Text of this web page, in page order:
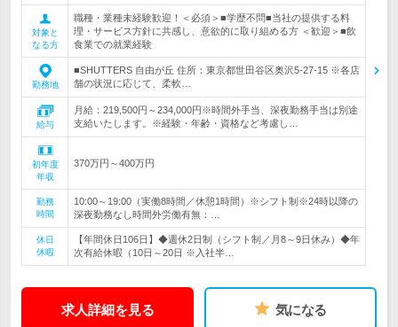
対象と
なる方
職種・業種未経験歓迎！＜必須＞■学歴不問■当社の提供する料
理・サービス方針に共感し、意欲的に取り組める方 ＜歓迎＞■飲
食業での就業経験
勤務地
■SHUTTERS 自由が丘 住所：東京都世田谷区奥沢5-27-15 ※各店
舗の状況に応じて、柔軟…
給与
月給：219,500円～234,000円※時間外手当、深夜勤務手当は別途
支給いたします。※経験・年齢・資格など考慮し…
初年度
年収
370万円～400万円
勤務
時間
10:00～19:00（実働8時間／休憩1時間）※シフト制※24時以降の
深夜勤務なし時間外労働有無：…
休日
休暇
【年間休日106日】◆週休2日制（シフト制／月8～9日休み）◆年
次有給休暇（10日～20日 ※入社半…
求人詳細を見る 気になる